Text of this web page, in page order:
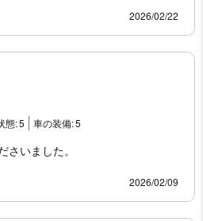
2026/02/22
態:5 車の装備:5
いました。
2026/02/09